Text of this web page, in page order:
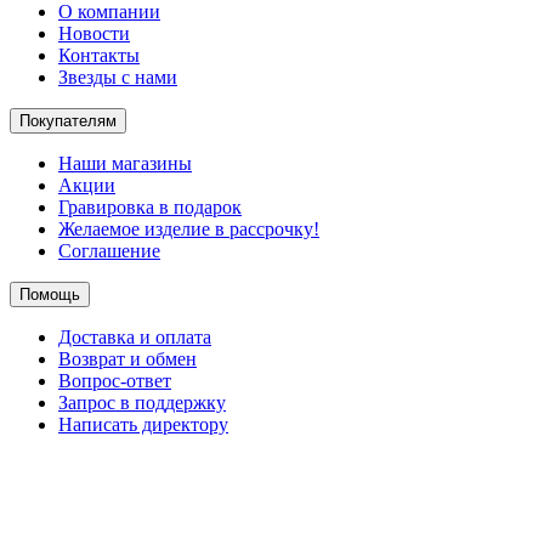
О компании
Новости
Контакты
Звезды с нами
Покупателям
Наши магазины
Акции
Гравировка в подарок
Желаемое изделие в рассрочку!
Соглашение
Помощь
Доставка и оплата
Возврат и обмен
Вопрос-ответ
Запрос в поддержку
Написать директору